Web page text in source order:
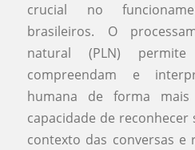
crucial no
brasileiros. O
natural (PLN)
compreendam e
humana de forma
capacidade de
contexto das conversas e